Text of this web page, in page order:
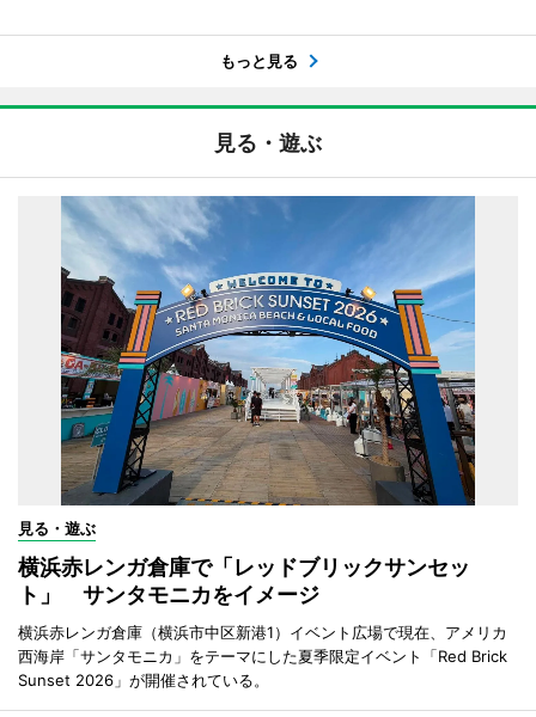
もっと見る
見る・遊ぶ
見る・遊ぶ
横浜赤レンガ倉庫で「レッドブリックサンセッ
ト」 サンタモニカをイメージ
横浜赤レンガ倉庫（横浜市中区新港1）イベント広場で現在、アメリカ
西海岸「サンタモニカ」をテーマにした夏季限定イベント「Red Brick
Sunset 2026」が開催されている。